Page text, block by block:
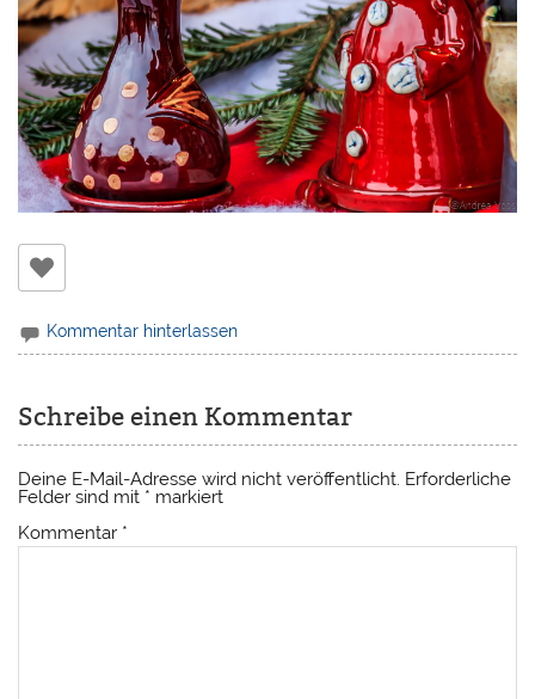
Kommentar hinterlassen
Schreibe einen Kommentar
Deine E-Mail-Adresse wird nicht veröffentlicht. Erforderliche
Felder sind mit * markiert
Kommentar *